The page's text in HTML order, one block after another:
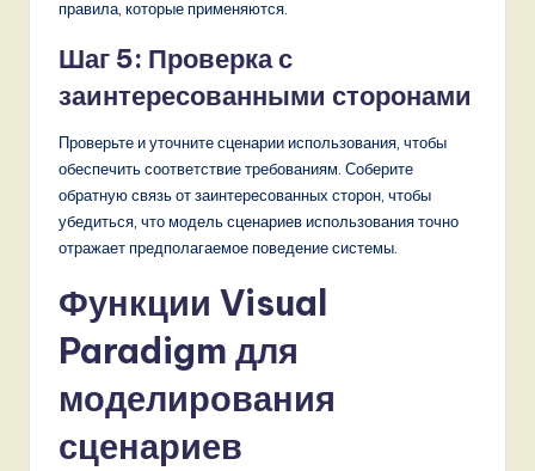
правила, которые применяются.
Шаг 5: Проверка с
заинтересованными сторонами
Проверьте и уточните сценарии использования, чтобы
обеспечить соответствие требованиям. Соберите
обратную связь от заинтересованных сторон, чтобы
убедиться, что модель сценариев использования точно
отражает предполагаемое поведение системы.
Функции Visual
Paradigm для
моделирования
сценариев